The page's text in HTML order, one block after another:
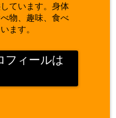
ています。身体
物、趣味、食べ
ます。
フィールは